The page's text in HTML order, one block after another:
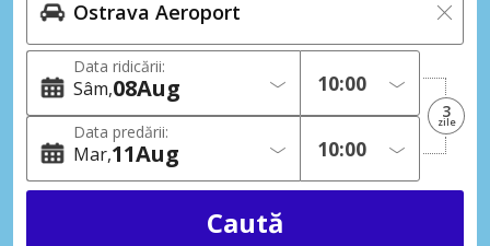
Data ridicării:
Sâm 08Aug
Data predării:
Mar 11Aug
3
zile